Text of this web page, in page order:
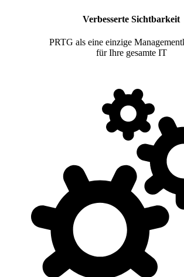
Verbesserte Sichtbarkeit
PRTG als eine einzige
für Ihre gesamte IT